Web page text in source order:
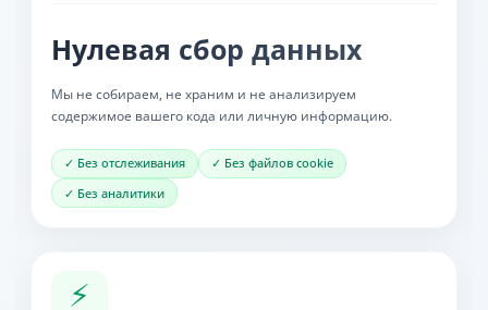
Нулевая сбор данных
Мы не собираем, не храним и не анализируем
содержимое вашего кода или личную информацию.
✓ Без отслеживания
✓ Без файлов cookie
✓ Без аналитики
⚡